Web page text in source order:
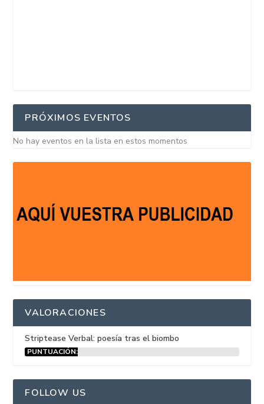
PRÓXIMOS EVENTOS
No hay eventos en la lista en estos momentos
VALORACIONES
Striptease Verbal: poesía tras el biombo
PUNTUACIÓN:
FOLLOW US